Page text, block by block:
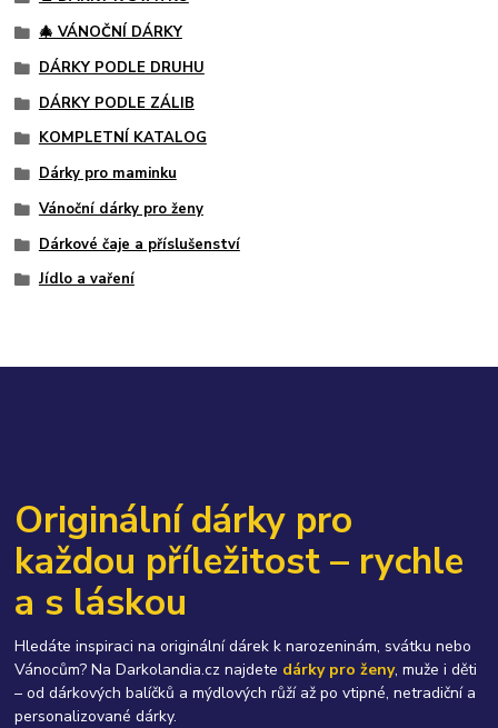
🎄 VÁNOČNÍ DÁRKY
DÁRKY PODLE DRUHU
DÁRKY PODLE ZÁLIB
KOMPLETNÍ KATALOG
Dárky pro maminku
Vánoční dárky pro ženy
Dárkové čaje a příslušenství
Jídlo a vaření
Originální dárky pro
každou příležitost – rychle
a s láskou
Hledáte inspiraci na originální dárek k narozeninám, svátku nebo
Vánocům? Na Darkolandia.cz najdete dárky pro ženy, muže i děti
– od dárkových balíčků a mýdlových růží až po vtipné, netradiční a
personalizované dárky.